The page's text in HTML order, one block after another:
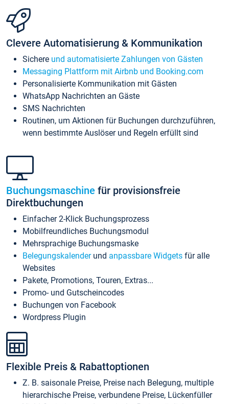
Clevere Automatisierung & Kommunikation
Sichere und automatisierte Zahlungen von Gästen
Messaging Plattform mit Airbnb und Booking.com
Personalisierte Kommunikation mit Gästen
WhatsApp Nachrichten an Gäste
SMS Nachrichten
Routinen, um Aktionen für Buchungen durchzuführen,
wenn bestimmte Auslöser und Regeln erfüllt sind
Buchungsmaschine für provisionsfreie
Direktbuchungen
Einfacher 2-Klick Buchungsprozess
Mobilfreundliches Buchungsmodul
Mehrsprachige Buchungsmaske
Belegungskalenderund anpassbare Widgets für alle
Websites
Pakete, Promotions, Touren, Extras...
Promo- und Gutscheincodes
Buchungen von Facebook
Wordpress Plugin
Flexible Preis & Rabattoptionen
Z. B. saisonale Preise, Preise nach Belegung, multiple
hierarchische Preise, verbundene Preise, Lückenfüller